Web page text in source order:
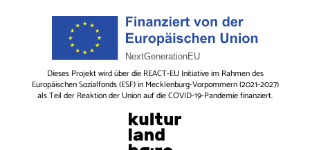
Dieses Projekt wird über die REACT-EU Initiative im Rahmen des
Europäischen Sozialfonds (ESF) in Mecklenburg-Vorpommern (2021-2027)
als Teil der Reaktion der Union auf die COVID-19-Pandemie finanziert.